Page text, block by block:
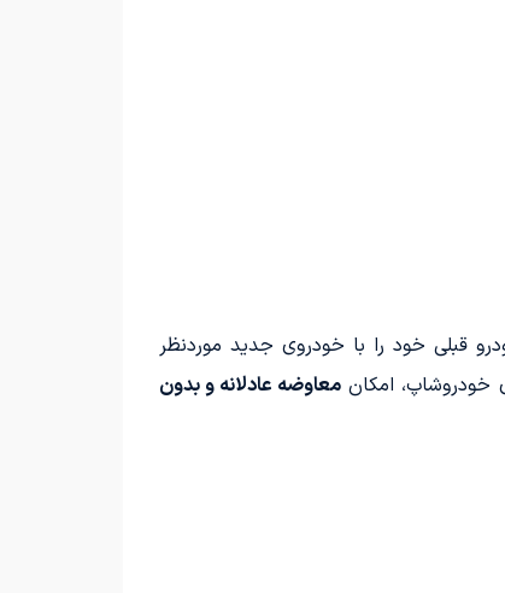
قبلی خود را با خودروی جدید موردنظر
خودروشاپ، امکان معاوضه عادلانه و بدون